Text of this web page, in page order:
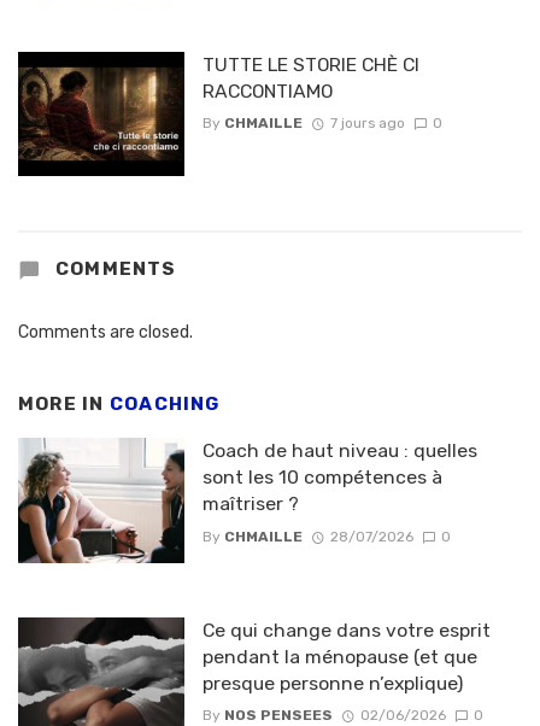
TUTTE LE STORIE CHÈ CI
RACCONTIAMO
By CHMAILLE 7 jours ago 0
COMMENTS
Comments are closed.
MORE IN COACHING
Coach de haut niveau : quelles
sont les 10 compétences à
maîtriser ?
By CHMAILLE 28/07/2026 0
Ce qui change dans votre esprit
pendant la ménopause (et que
presque personne n’explique)
By NOS PENSEES 02/06/2026 0